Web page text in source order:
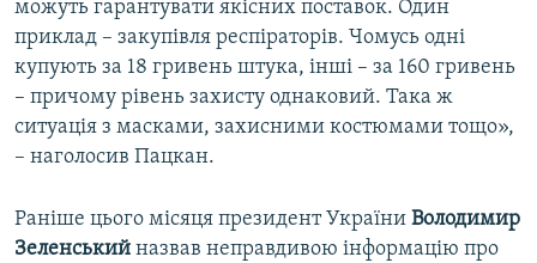
можуть гарантувати якісних поставок. Один
приклад – закупівля респіраторів. Чомусь одні
купують за 18 гривень штука, інші – за 160 гривень
– причому рівень захисту однаковий. Така ж
ситуація з масками, захисними костюмами тощо»,
– наголосив Пацкан.
Раніше цього місяця президент України Володимир
Зеленський назвав неправдивою інформацію про